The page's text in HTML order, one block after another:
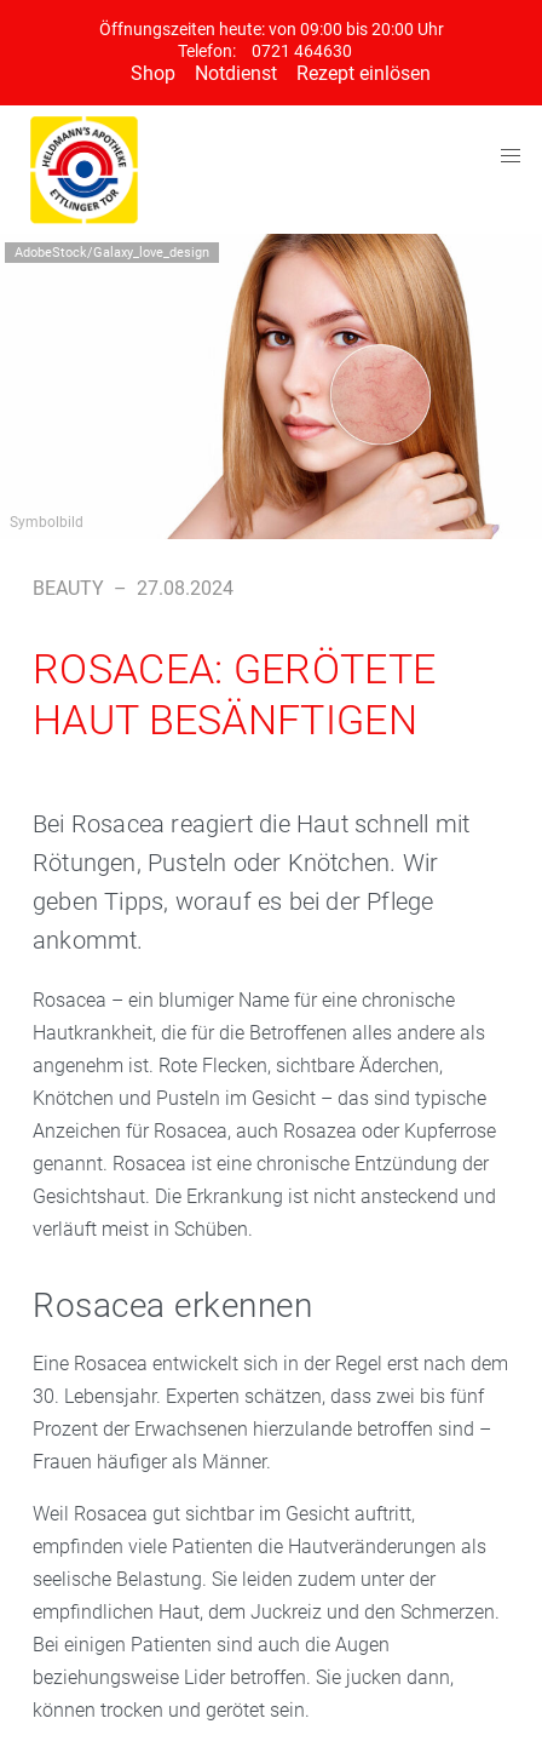
Öffnungszeiten heute: von 09:00 bis 20:00 Uhr
Telefon:
0721 464630
Shop Notdienst Rezept einlösen
AdobeStock/Galaxy_love_design
Symbolbild
BEAUTY – 27.08.2024
ROSACEA: GERÖTETE
HAUT BESÄNFTIGEN
Bei Rosacea reagiert die Haut schnell mit
Rötungen, Pusteln oder Knötchen. Wir
geben Tipps, worauf es bei der Pflege
ankommt.
Rosacea – ein blumiger Name für eine chronische
Hautkrankheit, die für die Betroffenen alles andere als
angenehm ist. Rote Flecken, sichtbare Äderchen,
Knötchen und Pusteln im Gesicht – das sind typische
Anzeichen für Rosacea, auch Rosazea oder Kupferrose
genannt. Rosacea ist eine chronische Entzündung der
Gesichtshaut. Die Erkrankung ist nicht ansteckend und
verläuft meist in Schüben.
Rosacea erkennen
Eine Rosacea entwickelt sich in der Regel erst nach dem
30. Lebensjahr. Experten schätzen, dass zwei bis fünf
Prozent der Erwachsenen hierzulande betroffen sind –
Frauen häufiger als Männer.
Weil Rosacea gut sichtbar im Gesicht auftritt,
empfinden viele Patienten die Hautveränderungen als
seelische Belastung. Sie leiden zudem unter der
empfindlichen Haut, dem Juckreiz und den Schmerzen.
Bei einigen Patienten sind auch die Augen
beziehungsweise Lider betroffen. Sie jucken dann,
können trocken und gerötet sein.